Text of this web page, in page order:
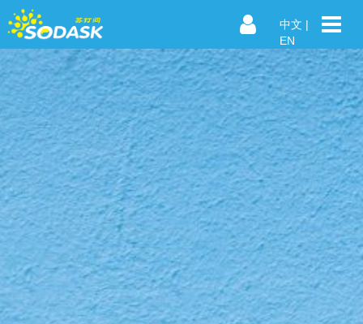
中文 |
EN